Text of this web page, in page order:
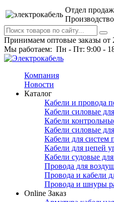
Отдел
Принимаем оптовые заказы от
Мы работаем: Пн - Пт: 9:00 -
Компания
Новости
Каталог
Кабели и провода
Кабели силовые
Кабели
Кабели силовые
Кабели для систем
Кабели для цепей
Кабели судовые
Провода для
Провода и кабели
Провода и шнуры
Online Заказ